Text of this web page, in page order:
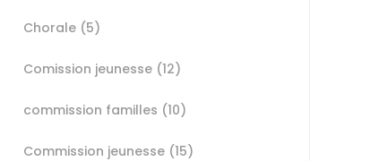
Chorale (5)
Comission jeunesse (12)
commission familles (10)
Commission jeunesse (15)